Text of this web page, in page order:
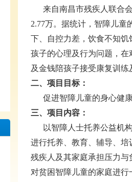
来自南昌市残疾人联合
2.77万。据统计，智障儿童
下、自控力差，饮食不知
孩子的心理及行为问题，
及金钱陪孩子接受康复训练
二、项目目标：
促进智障儿童的身心健
三、项目内容：
以智障人士托养公益机构
进行托养、教育、辅导、
残疾人及其家庭承担压力
对贫困智障儿童的家庭进